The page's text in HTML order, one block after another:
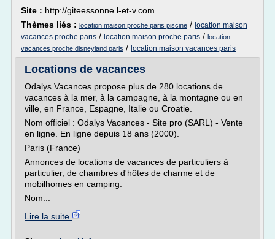
Site : http://giteessonne.l-et-v.com
Thèmes liés : location maison proche paris piscine / location maison
vacances proche paris / location maison proche paris / location
vacances proche disneyland paris / location maison vacances paris
Locations de vacances
Odalys Vacances propose plus de 280 locations de
vacances à la mer, à la campagne, à la montagne ou en
ville, en France, Espagne, Italie ou Croatie.
Nom officiel : Odalys Vacances - Site pro (SARL) - Vente
en ligne. En ligne depuis 18 ans (2000).
Paris (France)
Annonces de locations de vacances de particuliers à
particulier, de chambres d'hôtes de charme et de
mobilhomes en camping.
Nom...
Lire la suite